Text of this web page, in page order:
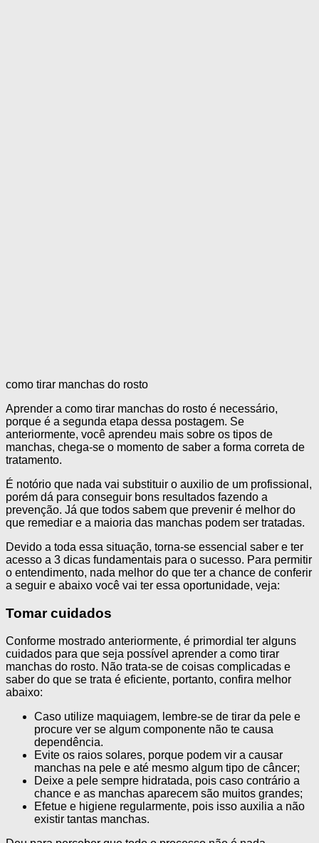
como tirar manchas do rosto
Aprender a como tirar manchas do rosto é necessário,
porque é a segunda etapa dessa postagem. Se
anteriormente, você aprendeu mais sobre os tipos de
manchas, chega-se o momento de saber a forma correta de
tratamento.
É notório que nada vai substituir o auxilio de um profissional,
porém dá para conseguir bons resultados fazendo a
prevenção. Já que todos sabem que prevenir é melhor do
que remediar e a maioria das manchas podem ser tratadas.
Devido a toda essa situação, torna-se essencial saber e ter
acesso a 3 dicas fundamentais para o sucesso. Para permitir
o entendimento, nada melhor do que ter a chance de conferir
a seguir e abaixo você vai ter essa oportunidade, veja:
Tomar cuidados
Conforme mostrado anteriormente, é primordial ter alguns
cuidados para que seja possível aprender a como tirar
manchas do rosto. Não trata-se de coisas complicadas e
saber do que se trata é eficiente, portanto, confira melhor
abaixo:
Caso utilize maquiagem, lembre-se de tirar da pele e
procure ver se algum componente não te causa
dependência.
Evite os raios solares, porque podem vir a causar
manchas na pele e até mesmo algum tipo de câncer;
Deixe a pele sempre hidratada, pois caso contrário a
chance e as manchas aparecem são muitos grandes;
Efetue e higiene regularmente, pois isso auxilia a não
existir tantas manchas.